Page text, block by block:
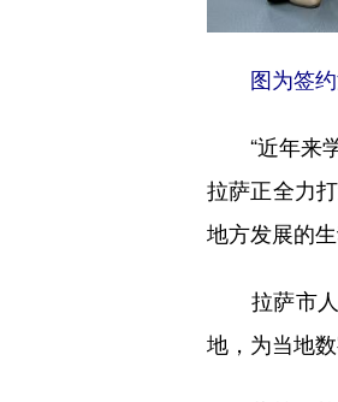
图为签
“近年来学
拉萨正全力
地方发展的
拉萨市人
地，为当地